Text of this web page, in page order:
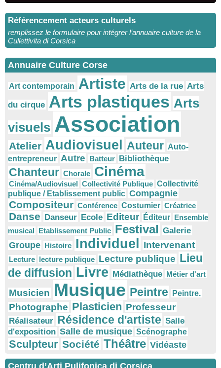
Référencement acteurs culturels
remplissez le formulaire pour intégrer l’annuaire culture de la
Cullettivita di Corsica
Annuaire Culture Corse
Art contemporain Artiste Arts de la rue Arts
du cirque Arts plastiques Arts
visuels Association
Atelier Audiovisuel Auteur Auto-
entrepreneur Autre Batteur Bibliothèque
Chanteur Chorale Cinéma
Cinéma/Audiovisuel Collectivité Publique Collectivité
publique / Etablissement public Compagnie
Compositeur Conférence Costumier Créatrice
Danse Danseur Ecole Editeur Éditeur Ensemble
musical Etablissement Public Festival Galerie
Groupe Histoire Individuel Intervenant
Lecture lecture publique Lecture publique Lieu
de diffusion Livre Médiathèque Métier d'art
Musicien Musique Peintre Peintre.
Photographe Plasticien Professeur
Réalisateur Résidence d'artiste Salle
d'exposition Salle de musique Scénographe
Sculpteur Société Théâtre Vidéaste